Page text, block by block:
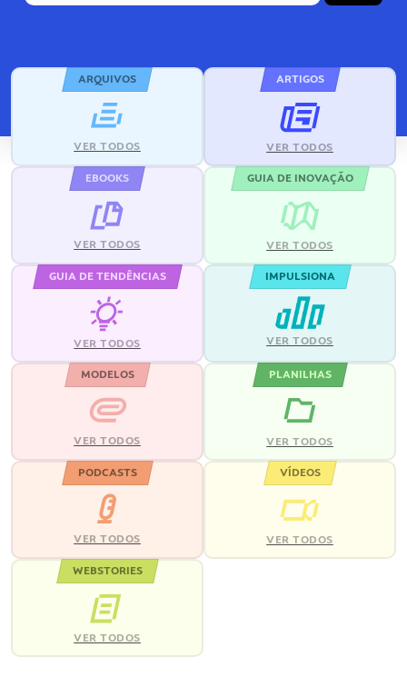
ARQUIVOS
VER TODOS
ARTIGOS
VER TODOS
EBOOKS
VER TODOS
GUIA DE INOVAÇÃO
VER TODOS
GUIA DE TENDÊNCIAS
VER TODOS
IMPULSIONA
VER TODOS
MODELOS
VER TODOS
PLANILHAS
VER TODOS
PODCASTS
VER TODOS
VÍDEOS
VER TODOS
WEBSTORIES
VER TODOS